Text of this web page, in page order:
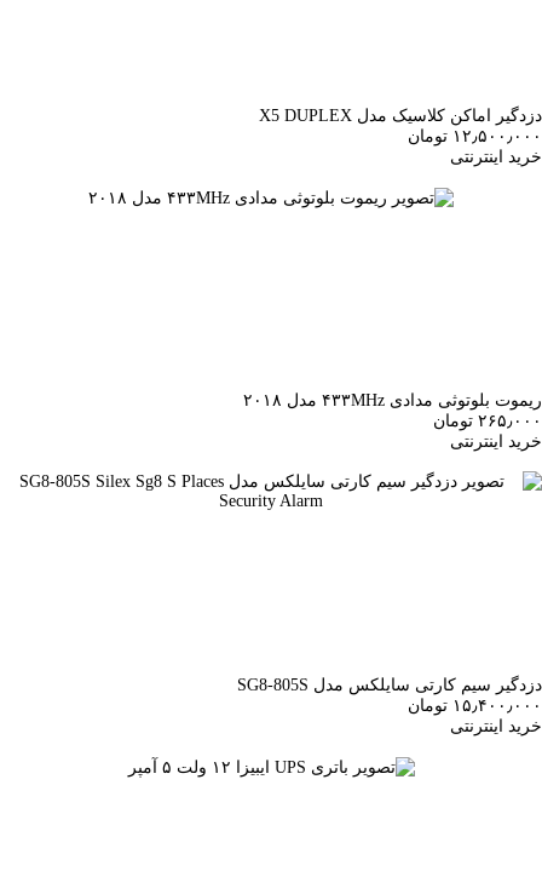
دزدگیر اماکن کلاسیک مدل X5 DUPLEX
۱۲٫۵۰۰٫۰۰۰ تومان
خرید اینترنتی
ریموت بلوتوثی مدادی ۴۳۳MHz مدل ۲۰۱۸
۲۶۵٫۰۰۰ تومان
خرید اینترنتی
دزدگیر سیم کارتی سایلکس مدل SG8-805S
۱۵٫۴۰۰٫۰۰۰ تومان
خرید اینترنتی